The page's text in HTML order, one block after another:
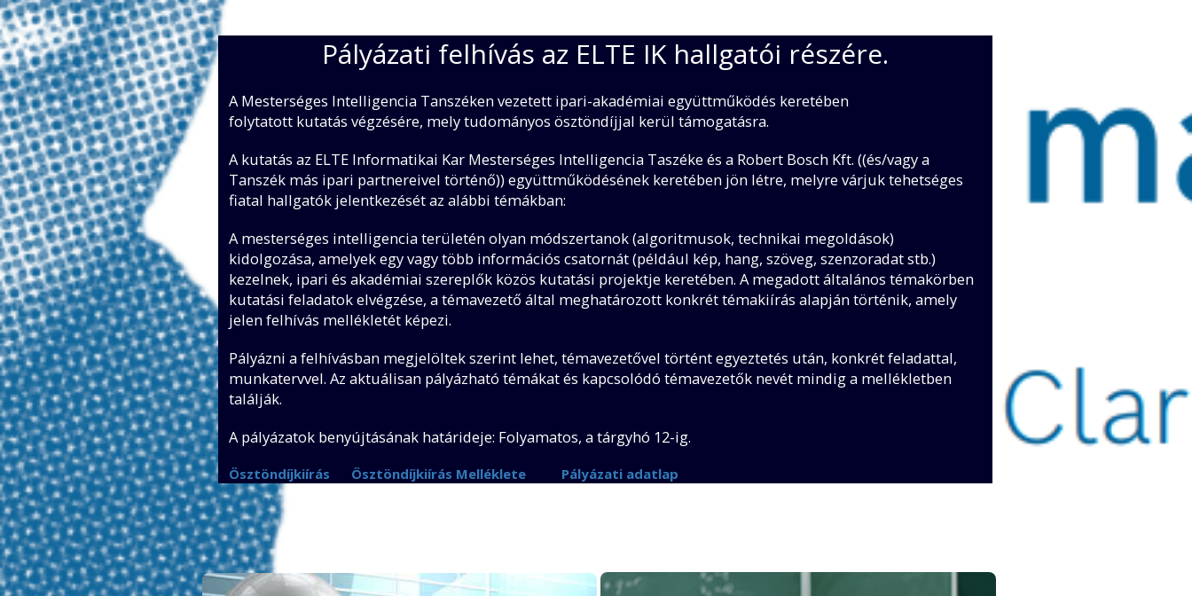
Pályázati felhívás az ELTE IK hallgatói részére.
A Mesterséges Intelligencia Tanszéken vezetett ipari-akadémiai együttműködés keretében
folytatott kutatás végzésére, mely tudományos ösztöndíjjal kerül támogatásra.
A kutatás az ELTE Informatikai Kar Mesterséges Intelligencia Taszéke és a Robert Bosch Kft. ((és/vagy a
Tanszék más ipari partnereivel történő)) együttműködésének keretében jön létre, melyre várjuk tehetséges
fiatal hallgatók jelentkezését az alábbi témákban:
A mesterséges intelligencia területén olyan módszertanok (algoritmusok, technikai megoldások)
kidolgozása, amelyek egy vagy több információs csatornát (például kép, hang, szöveg, szenzoradat stb.)
kezelnek, ipari és akadémiai szereplők közös kutatási projektje keretében. A megadott általános témakörben
kutatási feladatok elvégzése, a témavezető által meghatározott konkrét témakiírás alapján történik, amely
jelen felhívás mellékletét képezi.
Pályázni a felhívásban megjelöltek szerint lehet, témavezetővel történt egyeztetés után, konkrét feladattal,
munkatervvel. Az aktuálisan pályázható témákat és kapcsolódó témavezetők nevét mindig a mellékletben
találják.
A pályázatok benyújtásának határideje: Folyamatos, a tárgyhó 12-ig.
Ösztöndíjkiírás Ösztöndíjkiírás Melléklete Pályázati adatlap